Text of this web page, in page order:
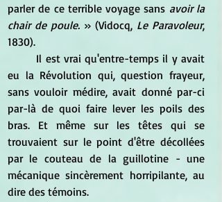
parler de ce terrible voyage sans avoir la
chair de poule. » (Vidocq, Le Paravoleur,
1830).
eu la Révolution qui, question frayeur,
sans vouloir médire, avait donné par-ci
par-là de quoi faire lever les poils des
bras. Et même sur les têtes qui se
trouvaient sur le point d'être décollées
par le couteau de la guillotine - une
mécanique sincèrement horripilante, au
dire des témoins.